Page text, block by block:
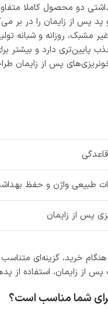
دو محصول کاملا
و پد پس از زایمان را در
مشبک، روزانه و شبانه
پایین‌تری دارد و بیشتر
پس از زایمان
طبیعی واژن و حفظ
پس از زایمان
خرید، گزینه‌ای متناسب
پس از زایمان، استفاده
برای شما مناسب‌ است؟